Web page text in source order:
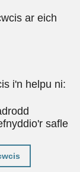
ar eich
i'n helpu ni:
safle